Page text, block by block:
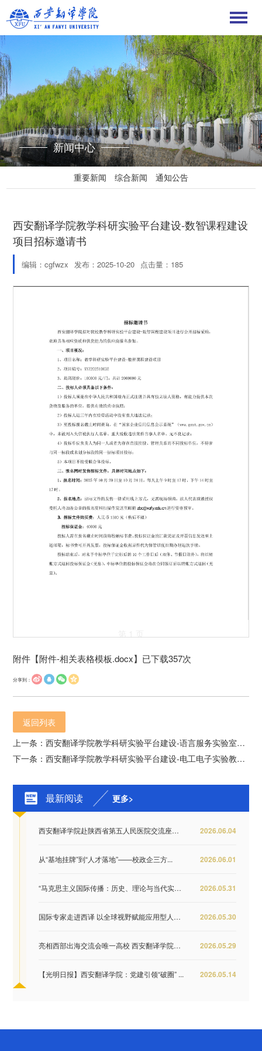
新闻中心
重要新闻 综合新闻 通知公告
西安翻译学院教学科研实验平台建设-数智课程建设
项目招标邀请书
编辑：cgfwzx 发布：2025-10-20 点击量： 185
附件【附件-相关表格模板.docx】已下载357次
分享到：
返回列表
上一条：西安翻译学院教学科研实验平台建设-语言服务实验室改造-同声传译实验室及翻译与写作实验室改造项目招标邀请书
下一条：西安翻译学院教学科研实验平台建设-电工电子实验教学中心建设三期项目招标邀请书
最新阅读 更多>
2026.06.04
西安翻译学院赴陕西省第五人民医院交流座谈 推...
2026.06.01
从“基地挂牌”到“人才落地”——校政企三方...
2026.05.31
“马克思主义国际传播：历史、理论与当代实践...
2026.05.30
国际专家走进西译 以全球视野赋能应用型人才培...
2026.05.29
亮相西部出海交流会唯一高校 西安翻译学院签约...
2026.05.14
【光明日报】西安翻译学院：党建引领“破圈” ...